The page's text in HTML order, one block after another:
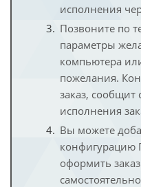
исполнения
Позвоните по
параметры
компьютера
пожелания.
заказ, сообщит
исполнения
Вы можете
конфигурацию
оформить